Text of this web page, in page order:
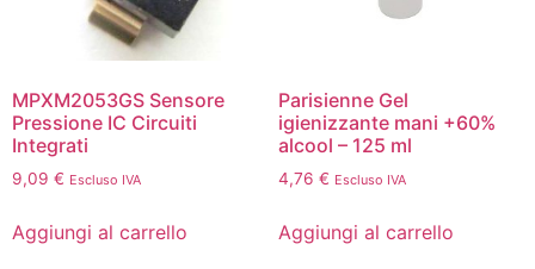
MPXM2053GS Sensore
Pressione IC Circuiti
Integrati
9,09 € Escluso IVA
Aggiungi al carrello
Parisienne Gel
igienizzante mani +60%
alcool – 125 ml
4,76 € Escluso IVA
Aggiungi al carrello